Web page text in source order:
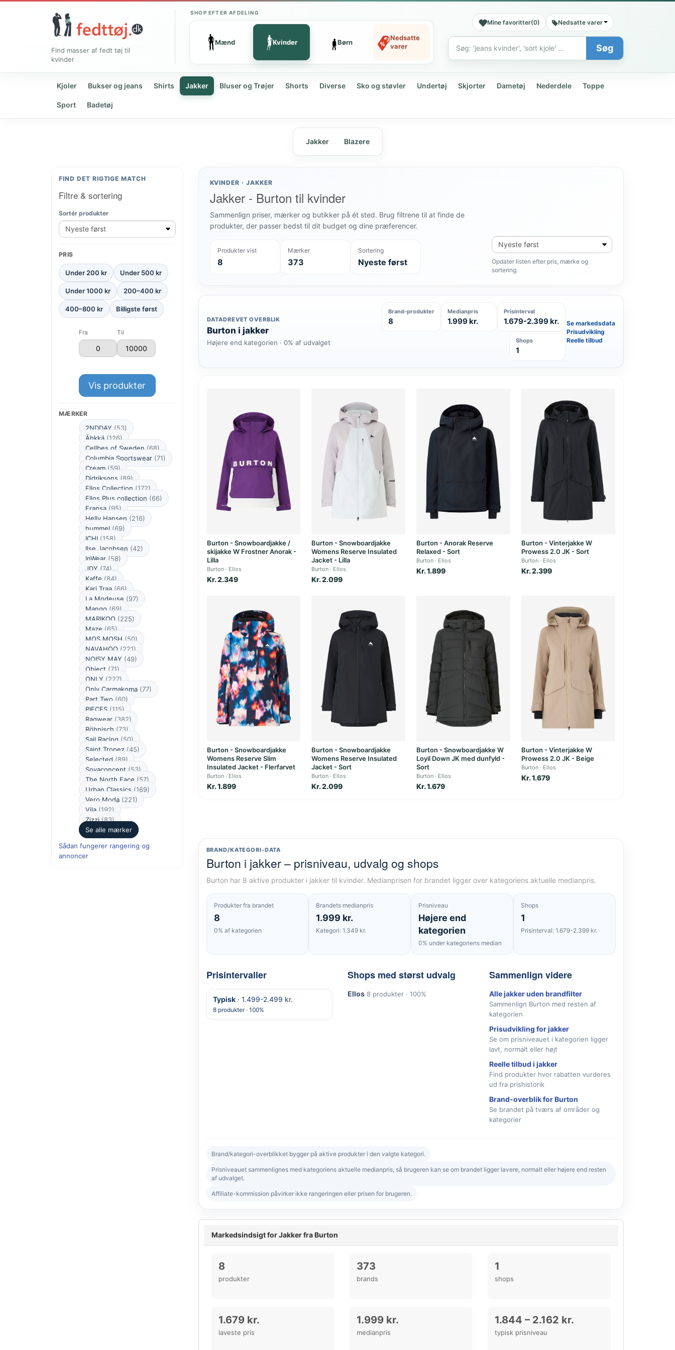
Find masser af fedt tøj til
kvinder
SHOP EFTER AFDELING
Mænd Kvinder Børn
Nedsatte
varer
Mine favoritter(0) Nedsatte varer
Søg
Søg
Kjoler Bukser og jeans Shirts Jakker Bluser og Trøjer Shorts Diverse Sko og støvler Undertøj Skjorter Dametøj Nederdele Toppe
Sport Badetøj
Jakker Blazere
FIND DET RIGTIGE MATCH
Filtre & sortering
Sortér produkter
PRIS
Under 200 kr Under 500 kr
Under 1000 kr 200–400 kr
400–800 kr Billigste først
Fra Til
Vis produkter
MÆRKER
2NDDAY (53)
Áhkká (126)
Cellbes of Sweden (68)
Columbia Sportswear (71)
Cream (59)
Didriksons (89)
Ellos Collection (172)
Ellos Plus collection (66)
Fransa (95)
Helly Hansen (216)
hummel (69)
ICHI (158)
Ilse Jacobsen (42)
InWear (58)
JDY (74)
Kaffe (84)
Kari Traa (66)
La Modeuse (97)
Mango (69)
MARIKOO (225)
Maze (65)
MOS MOSH (50)
NAVAHOO (221)
NOISY MAY (49)
Object (71)
ONLY (227)
Only Carmakoma (77)
Part Two (60)
PIECES (115)
Ragwear (382)
Röhnisch (73)
Sail Racing (50)
Saint Tropez (45)
Selected (89)
Soyaconcept (53)
The North Face (57)
Urban Classics (169)
Vero Moda (221)
Vila (192)
Zizzi(83)
Se alle mærker
Sådan fungerer rangering og
annoncer
KVINDER · JAKKER
Jakker - Burton til kvinder
Sammenlign priser, mærker og butikker på ét sted. Brug filtrene til at finde de
produkter, der passer bedst til dit budget og dine præferencer.
Produkter vist
8
Mærker
373
Sortering
Nyeste først
Sortér
produkter
Opdater listen efter pris, mærke og
sortering.
DATADREVET OVERBLIK
Burton i jakker
Højere end kategorien · 0% af udvalget
Brand-produkter
8
Medianpris
1.999 kr.
Prisinterval
1.679-2.399 kr.
Shops
1
Se markedsdata
Prisudvikling
Reelle tilbud
Burton - Snowboardjakke /
skijakke W Frostner Anorak -
Lilla
Burton Ellos
Kr. 2.349
Burton - Snowboardjakke
Womens Reserve Insulated
Jacket - Lilla
Burton Ellos
Kr. 2.099
Burton - Anorak Reserve
Relaxed - Sort
Burton Ellos
Kr. 1.899
Burton - Vinterjakke W
Prowess 2.0 JK - Sort
Burton Ellos
Kr. 2.399
Burton - Snowboardjakke
Womens Reserve Slim
Insulated Jacket - Flerfarvet
Burton Ellos
Kr. 1.899
Burton - Snowboardjakke
Womens Reserve Insulated
Jacket - Sort
Burton Ellos
Kr. 2.099
Burton - Snowboardjakke W
Loyil Down JK med dunfyld -
Sort
Burton Ellos
Kr. 1.679
Burton - Vinterjakke W
Prowess 2.0 JK - Beige
Burton Ellos
Kr. 1.679
BRAND/KATEGORI-DATA
Burton i jakker – prisniveau, udvalg og shops
Burton har 8 aktive produkter i jakker til kvinder. Medianprisen for brandet ligger over kategoriens aktuelle medianpris.
Produkter fra brandet
8
0% af kategorien
Brandets medianpris
1.999 kr.
Kategori: 1.349 kr.
Prisniveau
Højere end
kategorien
0% under kategoriens median
Shops
1
Prisinterval: 1.679-2.399 kr.
Prisintervaller
Typisk· 1.499-2.499 kr.
8 produkter · 100%
Shops med størst udvalg
Ellos 8 produkter · 100%
Sammenlign videre
Alle jakker uden brandfilter
Sammenlign Burton med resten af
kategorien
Prisudvikling for jakker
Se om prisniveauet i kategorien ligger
lavt, normalt eller højt
Reelle tilbud i jakker
Find produkter hvor rabatten vurderes
ud fra prishistorik
Brand-overblik for Burton
Se brandet på tværs af områder og
kategorier
Brand/kategori-overblikket bygger på aktive produkter i den valgte kategori.
Prisniveauet sammenlignes med kategoriens aktuelle medianpris, så brugeren kan se om brandet ligger lavere, normalt eller højere end resten
af udvalget.
Affiliate-kommission påvirker ikke rangeringen eller prisen for brugeren.
Markedsindsigt for Jakker fra Burton
8
produkter
373
brands
1
shops
1.679 kr.
laveste pris
1.999 kr.
medianpris
1.844 – 2.162 kr.
typisk prisniveau